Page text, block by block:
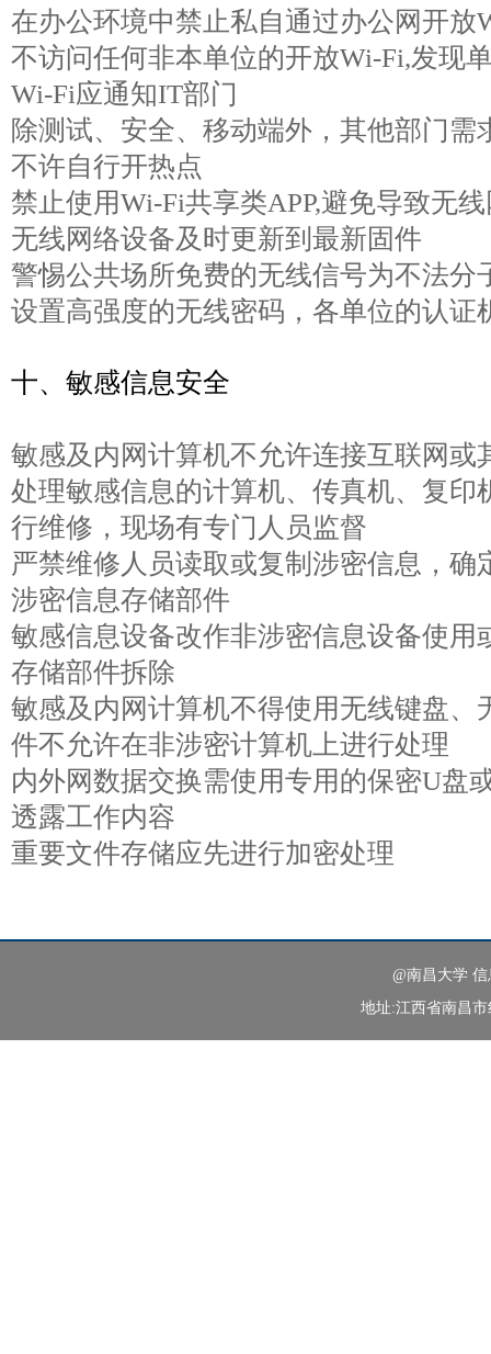
在办公环境中禁止私自通过办公网开放
不访问任何非本单位的开放Wi-Fi,发现
Wi-Fi应通知IT部门
除测试、安全、移动端外，其他部门
不许自行开热点
禁止使用Wi-Fi共享类APP,避免导致无
无线网络设备及时更新到最新固件
警惕公共场所免费的无线信号为不法分
设置高强度的无线密码，各单位的认证
十、敏感信息安全
敏感及内网计算机不允许连接互联网或
处理敏感信息的计算机、传真机、复印
行维修，现场有专门人员监督
严禁维修人员读取或复制涉密信息，确
涉密信息存储部件
敏感信息设备改作非涉密信息设备使用
存储部件拆除
敏感及内网计算机不得使用无线键盘、
件不允许在非涉密计算机上进行处理
内外网数据交换需使用专用的保密U盘
透露工作内容
重要文件存储应先进行加密处理
@南昌大学
地址:江西省南昌市